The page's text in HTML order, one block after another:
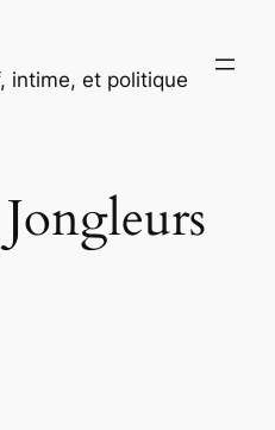
intime, et politique
Jongleurs